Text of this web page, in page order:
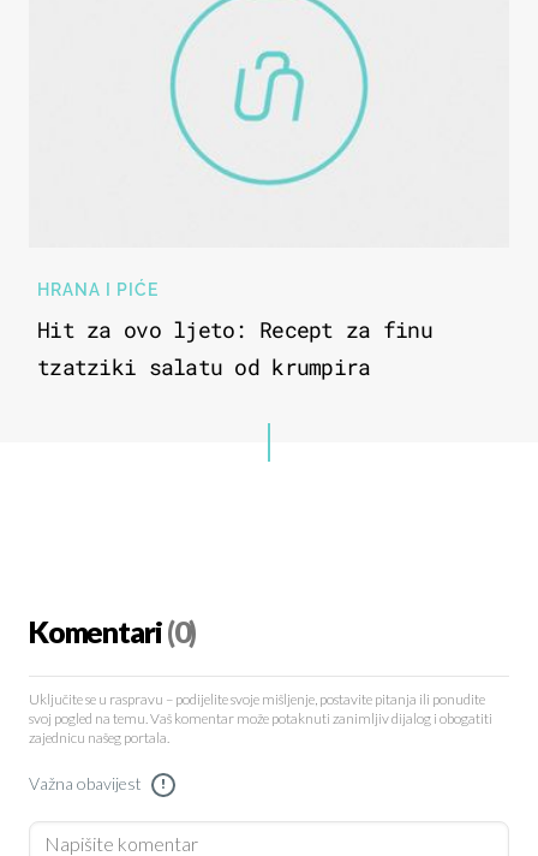
HRANA I PIĆE
Hit za ovo ljeto: Recept za finu
tzatziki salatu od krumpira
Komentari(0)
Uključite se u raspravu – podijelite svoje mišljenje, postavite pitanja ili ponudite
svoj pogled na temu. Vaš komentar može potaknuti zanimljiv dijalog i obogatiti
zajednicu našeg portala.
Važna obavijest !